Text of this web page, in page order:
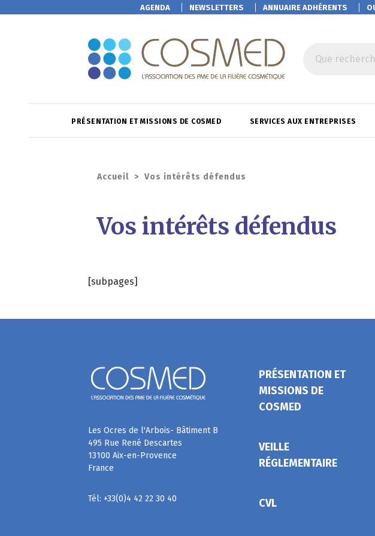
AGENDA NEWSLETTERS ANNUAIRE ADHÉRENTS
Que
PRÉSENTATION ET MISSIONS DE COSMED SERVICES AUX ENTREPRISES
Accueil > Vos intérêts défendus
Vos intérêts défendus
[subpages]
Les Ocres de l'Arbois- Bâtiment B
495 Rue René Descartes
13100 Aix-en-Provence
France
Tél: +33(0)4 42 22 30 40
PRÉSENTATION ET
MISSIONS DE
COSMED
VEILLE
RÉGLEMENTAIRE
CVL